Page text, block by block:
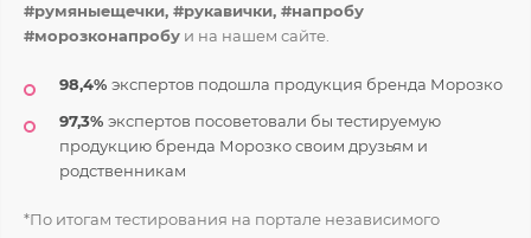
#румяныещечки, #рукавички, #напробу
#морозконапробу и на нашем сайте.
98,4% экспертов подошла продукция бренда Морозко
97,3% экспертов посоветовали бы тестируемую
продукцию бренда Морозко своим друзьям и
родственникам
*По итогам тестирования на портале независимого